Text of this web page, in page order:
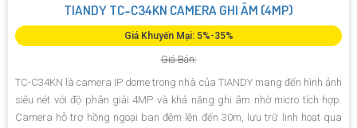
TIANDY TC-C34KN CAMERA GHI ÂM (4MP)
Giá Khuyến Mại: 5%-35%
Giá Bán:
TC-C34KN là camera IP dome trong nhà của TIANDY mang đến hình ảnh
siêu nét với độ phân giải 4MP và khả năng ghi âm nhờ micro tích hợp.
Camera hỗ trợ hồng ngoại ban đêm lên đến 30m, lưu trữ linh hoạt qua